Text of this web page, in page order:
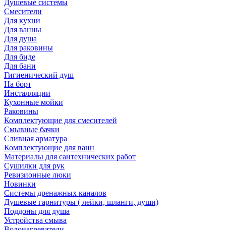
Душевые системы
Смесители
Для кухни
Для ванны
Для душа
Для раковины
Для биде
Для бани
Гигиенический душ
На борт
Инсталляции
Кухонные мойки
Раковины
Комплектующие для смесителей
Смывные бачки
Сливная арматура
Комплектующие для ванн
Материалы для сантехнических работ
Сушилки для рук
Ревизионные люки
Новинки
Системы дренажных каналов
Душевые гарнитуры ( лейки, шланги, души)
Поддоны для душа
Устройства смыва